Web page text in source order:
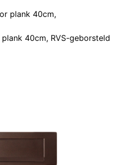
40cm, RVS-geborsteld